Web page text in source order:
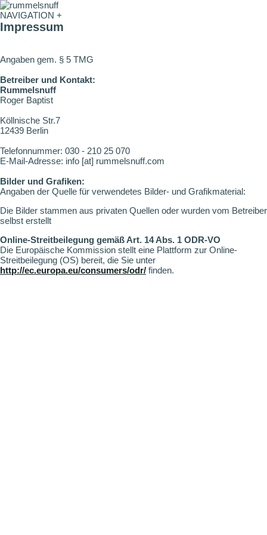
NAVIGATION +
Impressum
Angaben gem. § 5 TMG
Betreiber und Kontakt:
Rummelsnuff
Roger Baptist
Köllnische Str.7
12439 Berlin
Telefonnummer: 030 - 210 25 070
E-Mail-Adresse: info [at] rummelsnuff.com
Bilder und Grafiken:
Angaben der Quelle für verwendetes Bilder- und Grafikmaterial:
Die Bilder stammen aus privaten Quellen oder wurden vom Betreiber
selbst erstellt
Online-Streitbeilegung gemäß Art. 14 Abs. 1 ODR-VO
Die Europäische Kommission stellt eine Plattform zur Online-
Streitbeilegung (OS) bereit, die Sie unter
http://ec.europa.eu/consumers/odr/ finden.